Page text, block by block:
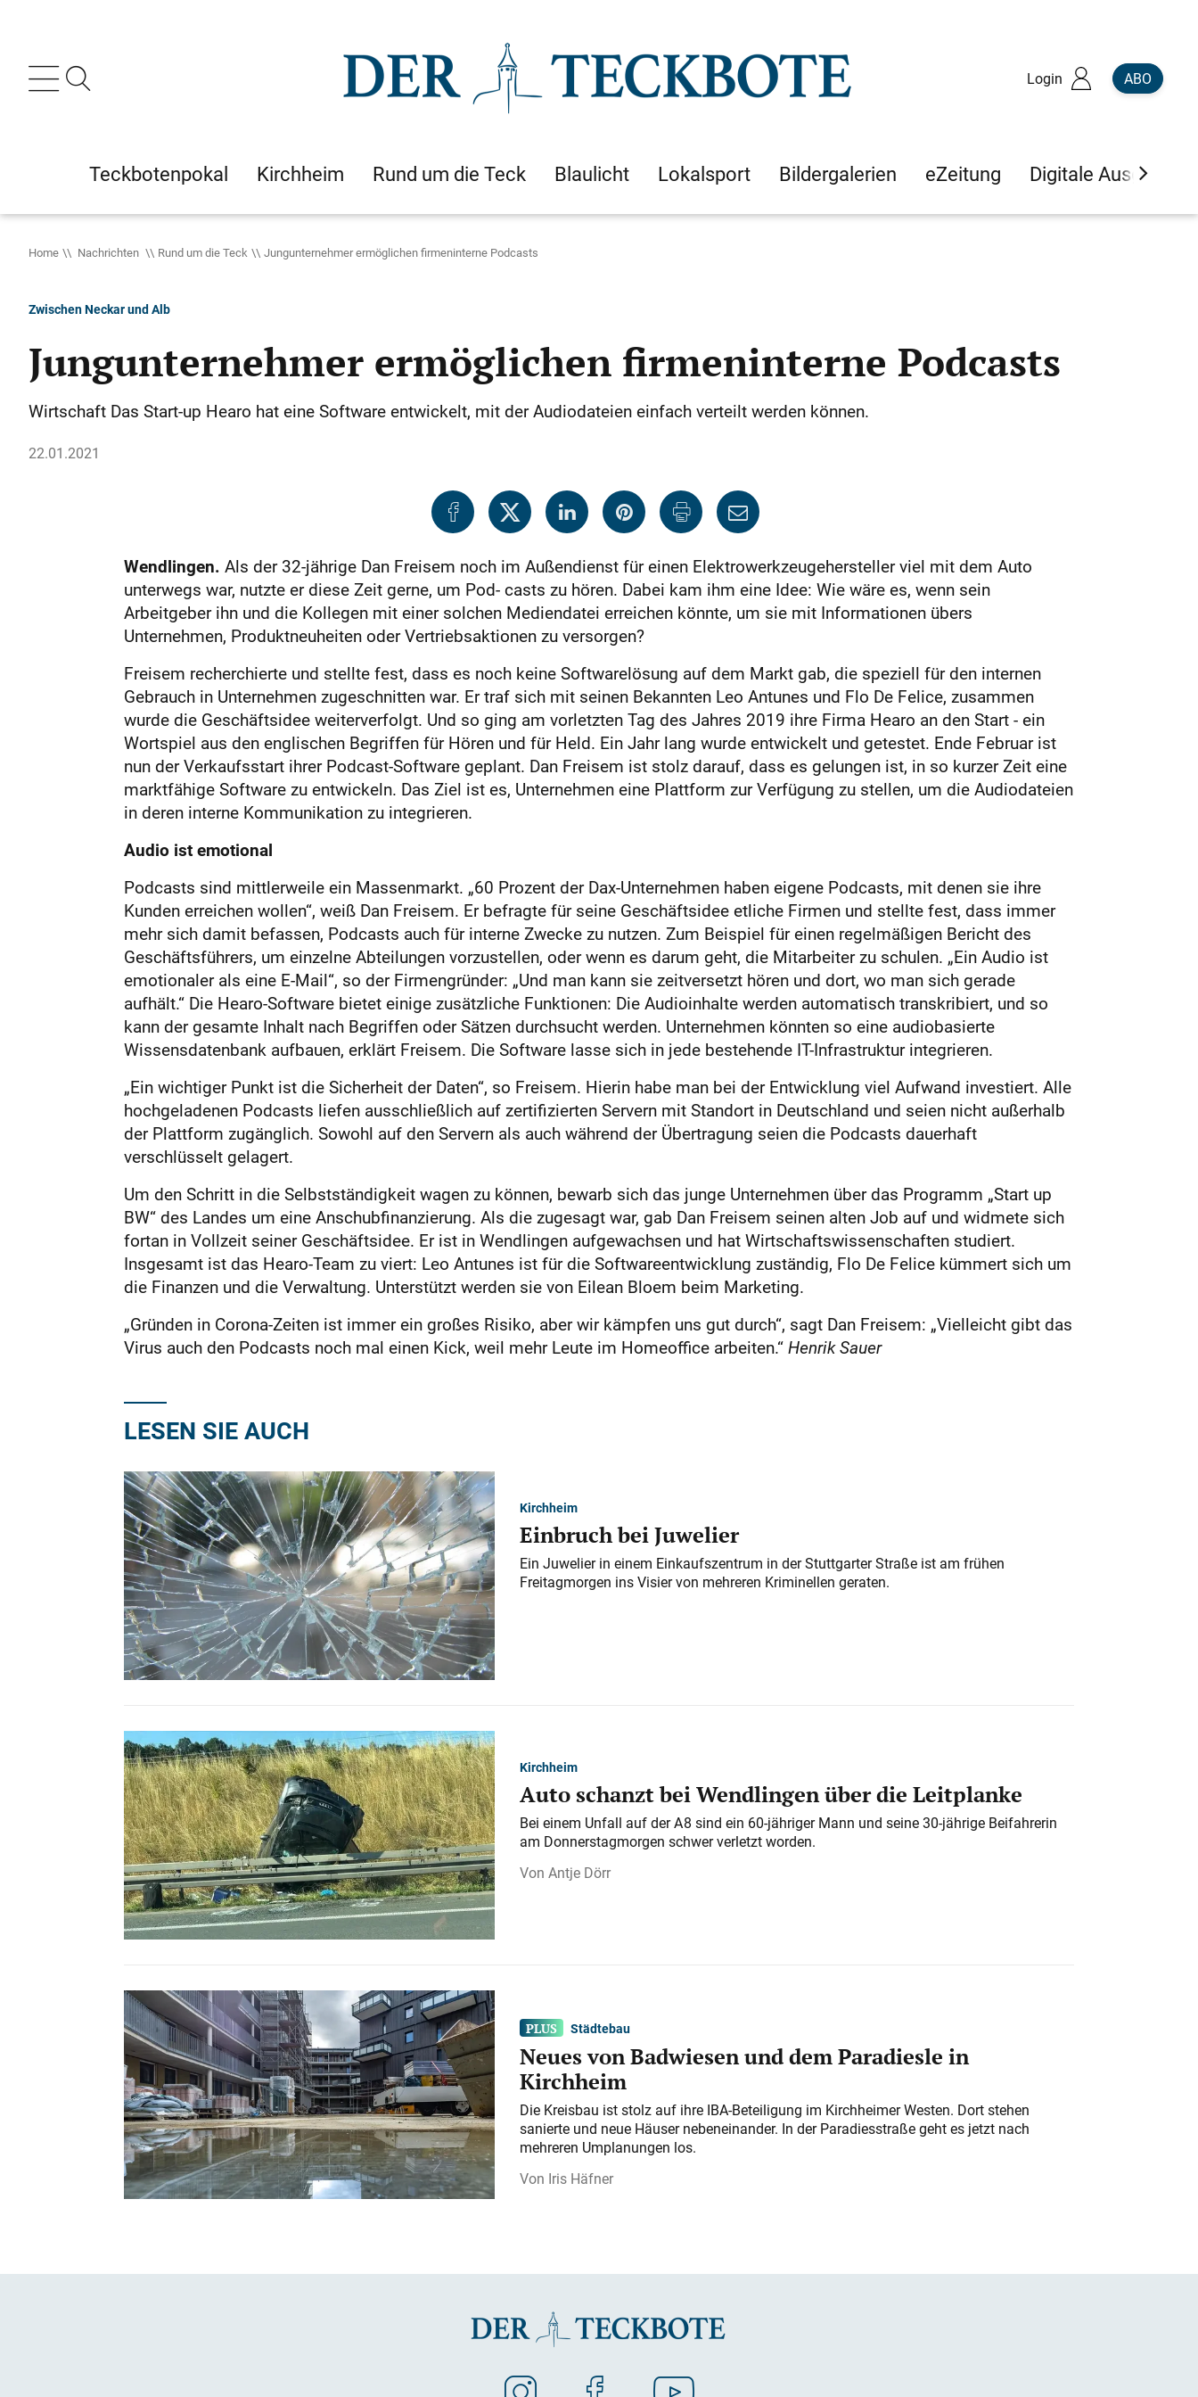
Login ABO
Teckbotenpokal Kirchheim Rund um die Teck Blaulicht Lokalsport Bildergalerien eZeitung Digitale Ausgaben
Home Nachrichten Rund um die Teck Jungunternehmer ermöglichen firmeninterne Podcasts
Zwischen Neckar und Alb
Jungunternehmer ermöglichen firmeninterne Podcasts
Wirtschaft Das Start-up Hearo hat eine Software entwickelt, mit der Audiodateien einfach verteilt werden können.
22.01.2021
Wendlingen. Als der 32-jährige Dan Freisem noch im Außendienst für einen Elektrowerkzeugehersteller viel mit dem Auto
unterwegs war, nutzte er diese Zeit gerne, um Pod- casts zu hören. Dabei kam ihm eine Idee: Wie wäre es, wenn sein
Arbeitgeber ihn und die Kollegen mit einer solchen Mediendatei erreichen könnte, um sie mit Informationen übers
Unternehmen, Produktneuheiten oder Vertriebsaktionen zu versorgen?
Freisem recherchierte und stellte fest, dass es noch keine Softwarelösung auf dem Markt gab, die speziell für den internen
Gebrauch in Unternehmen zugeschnitten war. Er traf sich mit seinen Bekannten Leo Antunes und Flo De Felice, zusammen
wurde die Geschäftsidee weiterverfolgt. Und so ging am vorletzten Tag des Jahres 2019 ihre Firma Hearo an den Start - ein
Wortspiel aus den englischen Begriffen für Hören und für Held. Ein Jahr lang wurde entwickelt und getestet. Ende Februar ist
nun der Verkaufsstart ihrer Podcast-Software geplant. Dan Freisem ist stolz darauf, dass es gelungen ist, in so kurzer Zeit eine
marktfähige Software zu entwickeln. Das Ziel ist es, Unternehmen eine Plattform zur Verfügung zu stellen, um die Audiodateien
in deren interne Kommunikation zu integrieren.
Audio ist emotional
Podcasts sind mittlerweile ein Massenmarkt. „60 Prozent der Dax-Unternehmen haben eigene Podcasts, mit denen sie ihre
Kunden erreichen wollen“, weiß Dan Freisem. Er befragte für seine Geschäftsidee etliche Firmen und stellte fest, dass immer
mehr sich damit befassen, Podcasts auch für interne Zwecke zu nutzen. Zum Beispiel für einen regelmäßigen Bericht des
Geschäftsführers, um einzelne Abteilungen vorzustellen, oder wenn es darum geht, die Mitarbeiter zu schulen. „Ein Audio ist
emotionaler als eine E-Mail“, so der Firmengründer: „Und man kann sie zeitversetzt hören und dort, wo man sich gerade
aufhält.“ Die Hearo-Software bietet einige zusätzliche Funktionen: Die Audioinhalte werden automatisch transkribiert, und so
kann der gesamte Inhalt nach Begriffen oder Sätzen durchsucht werden. Unternehmen könnten so eine audiobasierte
Wissensdatenbank aufbauen, erklärt Freisem. Die Software lasse sich in jede bestehende IT-Infrastruktur integrieren.
„Ein wichtiger Punkt ist die Sicherheit der Daten“, so Freisem. Hierin habe man bei der Entwicklung viel Aufwand investiert. Alle
hochgeladenen Podcasts liefen ausschließlich auf zertifizierten Servern mit Standort in Deutschland und seien nicht außerhalb
der Plattform zugänglich. Sowohl auf den Servern als auch während der Übertragung seien die Podcasts dauerhaft
verschlüsselt gelagert.
Um den Schritt in die Selbstständigkeit wagen zu können, bewarb sich das junge Unternehmen über das Programm „Start up
BW“ des Landes um eine Anschubfinanzierung. Als die zugesagt war, gab Dan Freisem seinen alten Job auf und widmete sich
fortan in Vollzeit seiner Geschäftsidee. Er ist in Wendlingen aufgewachsen und hat Wirtschaftswissenschaften studiert.
Insgesamt ist das Hearo-Team zu viert: Leo Antunes ist für die Softwareentwicklung zuständig, Flo De Felice kümmert sich um
die Finanzen und die Verwaltung. Unterstützt werden sie von Eilean Bloem beim Marketing.
„Gründen in Corona-Zeiten ist immer ein großes Risiko, aber wir kämpfen uns gut durch“, sagt Dan Freisem: „Vielleicht gibt das
Virus auch den Podcasts noch mal einen Kick, weil mehr Leute im Homeoffice arbeiten.“Henrik Sauer
LESEN SIE AUCH
Kirchheim
Einbruch bei Juwelier
Ein Juwelier in einem Einkaufszentrum in der Stuttgarter Straße ist am frühen
Freitagmorgen ins Visier von mehreren Kriminellen geraten.
Kirchheim
Auto schanzt bei Wendlingen über die Leitplanke
Bei einem Unfall auf der A 8 sind ein 60-jähriger Mann und seine 30-jährige Beifahrerin
am Donnerstagmorgen schwer verletzt worden.
Antje Dörr
Städtebau
Neues von Badwiesen und dem Paradiesle in
Kirchheim
Die Kreisbau ist stolz auf ihre IBA-Beteiligung im Kirchheimer Westen. Dort stehen
sanierte und neue Häuser nebeneinander. In der Paradiesstraße geht es jetzt nach
mehreren Umplanungen los.
Iris Häfner